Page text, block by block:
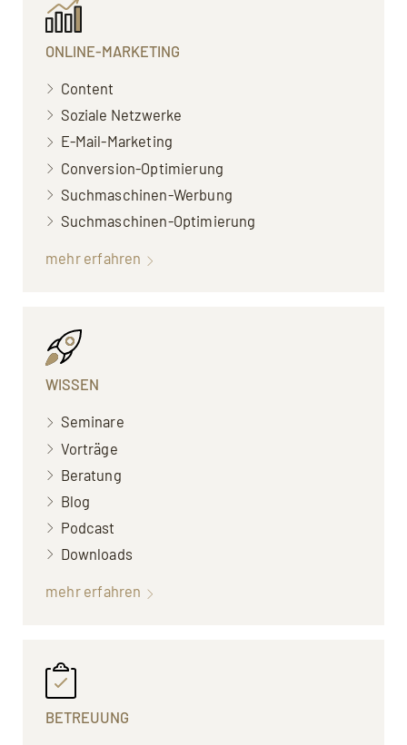
ONLINE-MARKETING
Content
Soziale Netzwerke
E-Mail-Marketing
Conversion-Optimierung
Suchmaschinen-Werbung
Suchmaschinen-Optimierung
mehr erfahren
WISSEN
Seminare
Vorträge
Beratung
Blog
Podcast
Downloads
mehr erfahren
BETREUUNG